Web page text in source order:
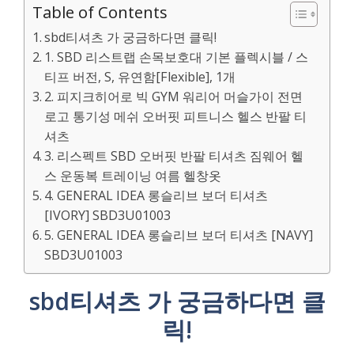
Table of Contents
sbd티셔츠 가 궁금하다면 클릭!
1. SBD 리스트랩 손목보호대 기본 플렉시블 / 스
티프 버전, S, 유연함[Flexible], 1개
2. 피지크히어로 빅 GYM 워리어 머슬가이 전면
로고 통기성 메쉬 오버핏 피트니스 헬스 반팔 티
셔츠
3. 리스펙트 SBD 오버핏 반팔 티셔츠 짐웨어 헬
스 운동복 트레이닝 여름 헬창옷
4. GENERAL IDEA 롱슬리브 보더 티셔츠
[IVORY] SBD3U01003
5. GENERAL IDEA 롱슬리브 보더 티셔츠 [NAVY]
SBD3U01003
sbd티셔츠 가 궁금하다면 클
릭!